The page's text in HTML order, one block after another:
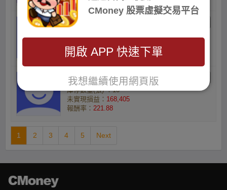
rricy86的小資族
未實現損益：
67,602
報酬率：224.44
張瑋庭的小資族
庫存數量(張) ：10
未實現損益： 168,405
報酬率： 221.88
1 2 3 4 5 Next
CMoney 股票虛擬交易平台
開啟 APP 快速下單
我想繼續使用網頁版